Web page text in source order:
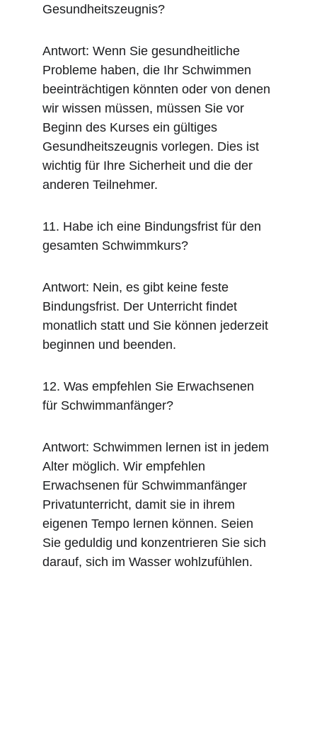
Gesundheitszeugnis?
Antwort: Wenn Sie gesundheitliche
Probleme haben, die Ihr Schwimmen
beeinträchtigen könnten oder von denen
wir wissen müssen, müssen Sie vor
Beginn des Kurses ein gültiges
Gesundheitszeugnis vorlegen. Dies ist
wichtig für Ihre Sicherheit und die der
anderen Teilnehmer.
11. Habe ich eine Bindungsfrist für den
gesamten Schwimmkurs?
Antwort: Nein, es gibt keine feste
Bindungsfrist. Der Unterricht findet
monatlich statt und Sie können jederzeit
beginnen und beenden.
12. Was empfehlen Sie Erwachsenen
für Schwimmanfänger?
Antwort: Schwimmen lernen ist in jedem
Alter möglich. Wir empfehlen
Erwachsenen für Schwimmanfänger
Privatunterricht, damit sie in ihrem
eigenen Tempo lernen können. Seien
Sie geduldig und konzentrieren Sie sich
darauf, sich im Wasser wohlzufühlen.